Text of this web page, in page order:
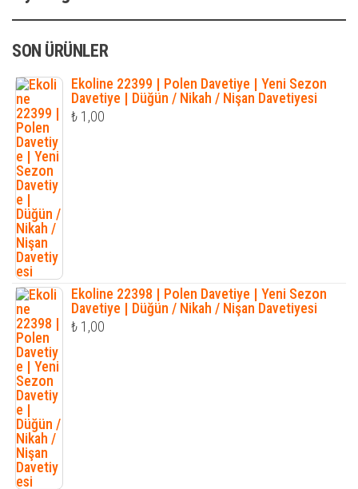
SON ÜRÜNLER
Ekoline 22399 | Polen Davetiye | Yeni Sezon
Davetiye | Düğün / Nikah / Nişan Davetiyesi
₺ 1,00
Ekoline 22398 | Polen Davetiye | Yeni Sezon
Davetiye | Düğün / Nikah / Nişan Davetiyesi
₺ 1,00